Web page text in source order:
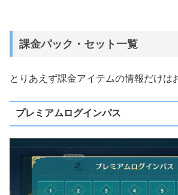
課金パック・セット一覧
とりあえず課金アイテムの情報だけは
プレミアムログインパス